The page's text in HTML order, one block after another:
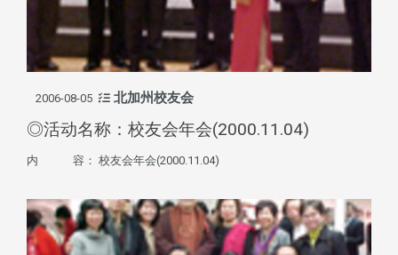
2006-08-05 北加州校友会
◎活动名称：校友会年会(2000.11.04)
内 容： 校友会年会(2000.11.04)